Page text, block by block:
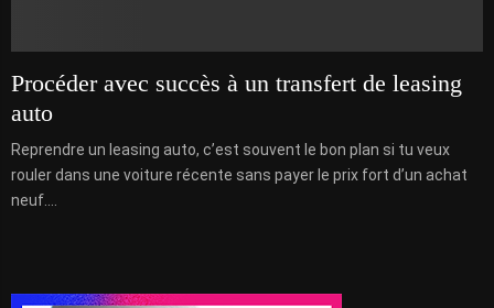
Procéder avec succès à un transfert de leasing
auto
Reprendre un leasing auto, c’est souvent le bon plan si tu veux
rouler dans une voiture récente sans payer le prix fort d’un achat
neuf....